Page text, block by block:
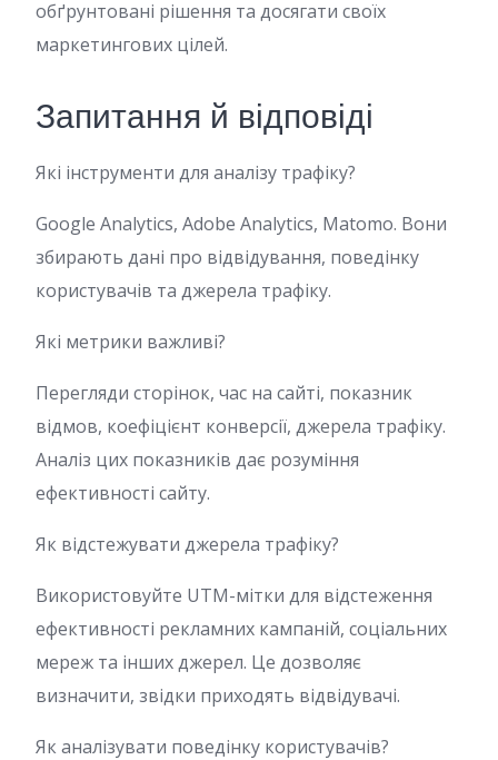
обґрунтовані рішення та досягати своїх
маркетингових цілей.
Запитання й відповіді
Які інструменти для аналізу трафіку?
Google Analytics, Adobe Analytics, Matomo. Вони
збирають дані про відвідування, поведінку
користувачів та джерела трафіку.
Які метрики важливі?
Перегляди сторінок, час на сайті, показник
відмов, коефіцієнт конверсії, джерела трафіку.
Аналіз цих показників дає розуміння
ефективності сайту.
Як відстежувати джерела трафіку?
Використовуйте UTM-мітки для відстеження
ефективності рекламних кампаній, соціальних
мереж та інших джерел. Це дозволяє
визначити, звідки приходять відвідувачі.
Як аналізувати поведінку користувачів?